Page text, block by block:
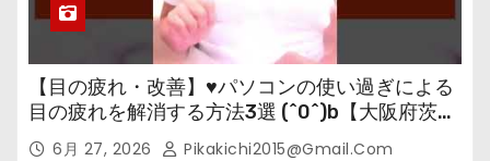
【目の疲れ・改善】♥パソコンの使い過ぎによる
目の疲れを解消する方法3選 (^0^)b【大阪府茨木
市の女性・美容鍼灸・整体師が教えます。】
6月 27, 2026 Pikakichi2015@gmail.com